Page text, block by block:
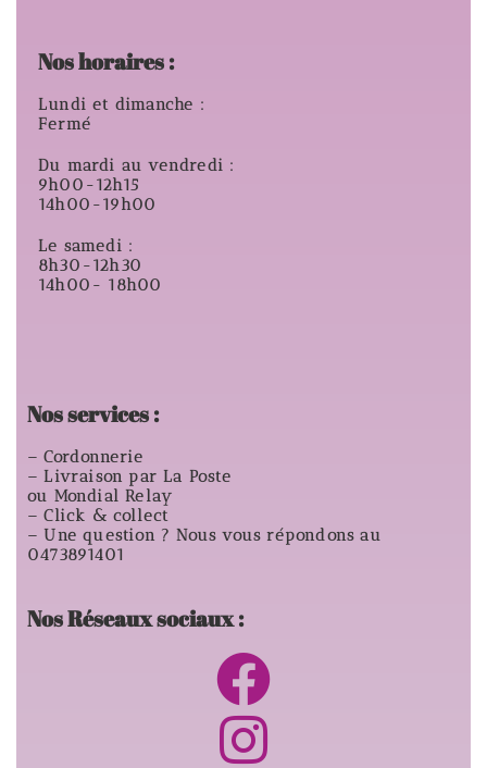
Nos horaires :
Lundi et dimanche :
Fermé
Du mardi au vendredi :
9h00-12h15
14h00-19h00
Le samedi :
8h30-12h30
14h00- 18h00
Nos services :
– Cordonnerie
– Livraison par La Poste
ou Mondial Relay
– Click & collect
– Une question ? Nous vous répondons au
0473891401
Nos Réseaux sociaux :